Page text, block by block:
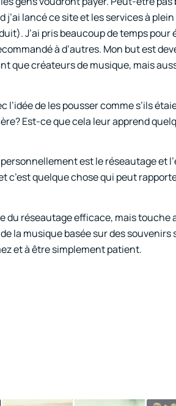
lancé ce site et les services à
J’ai pris beaucoup de temps
à d’autres. Mon but est
que créateurs de musique, mais
l’idée de les pousser comme s’ils
Est-ce que cela leur apprend
est le réseautage et
quelque chose qui peut
réseautage efficace, mais touche
la musique basée sur des
et à être simplement patient.